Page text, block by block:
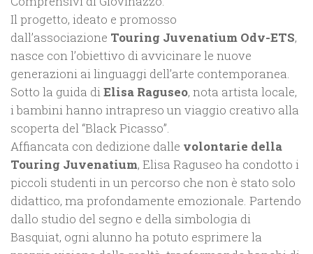
Il progetto, ideato e promosso
dall’associazione Touring Juvenatium Odv-ETS,
nasce con l’obiettivo di avvicinare le nuove
generazioni ai linguaggi dell’arte contemporanea.
Sotto la guida diElisa Raguseo, nota artista locale,
i bambini hanno intrapreso un viaggio creativo alla
scoperta del “Black Picasso”.
Affiancata con dedizione dalle volontarie della
Touring Juvenatium, Elisa Raguseo ha condotto i
piccoli studenti in un percorso che non è stato solo
didattico, ma profondamente emozionale. Partendo
dallo studio del segno e della simbologia di
Basquiat, ogni alunno ha potuto esprimere la